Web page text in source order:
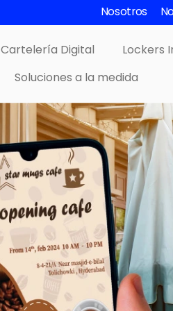
Nosotros
Cartelería Digital Lockers
Soluciones a la medida